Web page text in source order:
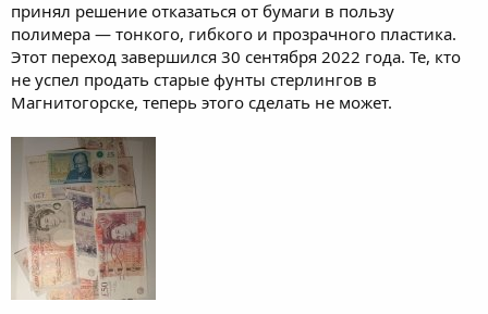
принял решение отказаться от бумаги в пользу
полимера — тонкого, гибкого и прозрачного пластика.
Этот переход завершился 30 сентября 2022 года. Те, кто
не успел продать старые фунты стерлингов в
Магнитогорске, теперь этого сделать не может.